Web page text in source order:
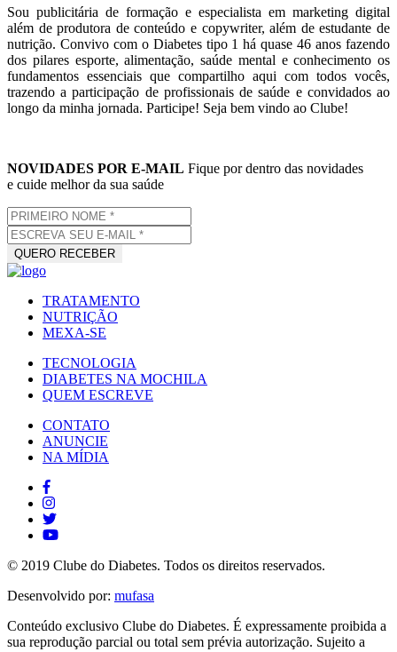
Sou publicitária de formação e especialista em marketing digital
além de produtora de conteúdo e copywriter, além de estudante de
nutrição. Convivo com o Diabetes tipo 1 há quase 46 anos fazendo
dos pilares esporte, alimentação, saúde mental e conhecimento os
fundamentos essenciais que compartilho aqui com todos vocês,
trazendo a participação de profissionais de saúde e convidados ao
longo da minha jornada. Participe! Seja bem vindo ao Clube!
NOVIDADES POR E-MAIL Fique por dentro das novidades
e cuide melhor da sua saúde
TRATAMENTO
NUTRIÇÃO
MEXA-SE
TECNOLOGIA
DIABETES NA MOCHILA
QUEM ESCREVE
CONTATO
ANUNCIE
NA MÍDIA
© 2019 Clube do Diabetes. Todos os direitos reservados.
Desenvolvido por: mufasa
Conteúdo exclusivo Clube do Diabetes. É expressamente proibida a
sua reprodução parcial ou total sem prévia autorização. Sujeito a